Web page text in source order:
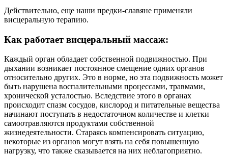
Действительно, еще наши предки-славяне применяли
висцеральную терапию.
Как работает висцеральный массаж:
Каждый орган обладает собственной подвижностью. При
дыхании возникает постоянное смещение одних органов
относительно других. Это в норме, но эта подвижность может
быть нарушена воспалительными процессами, травмами,
хронической усталостью. Вследствие этого в органах
происходит спазм сосудов, кислород и питательные вещества
начинают поступать в недостаточном количестве и клетки
самоотравляются продуктами собственной
жизнедеятельности. Стараясь компенсировать ситуацию,
некоторые из органов могут взять на себя повышенную
нагрузку, что также сказывается на них неблагоприятно.